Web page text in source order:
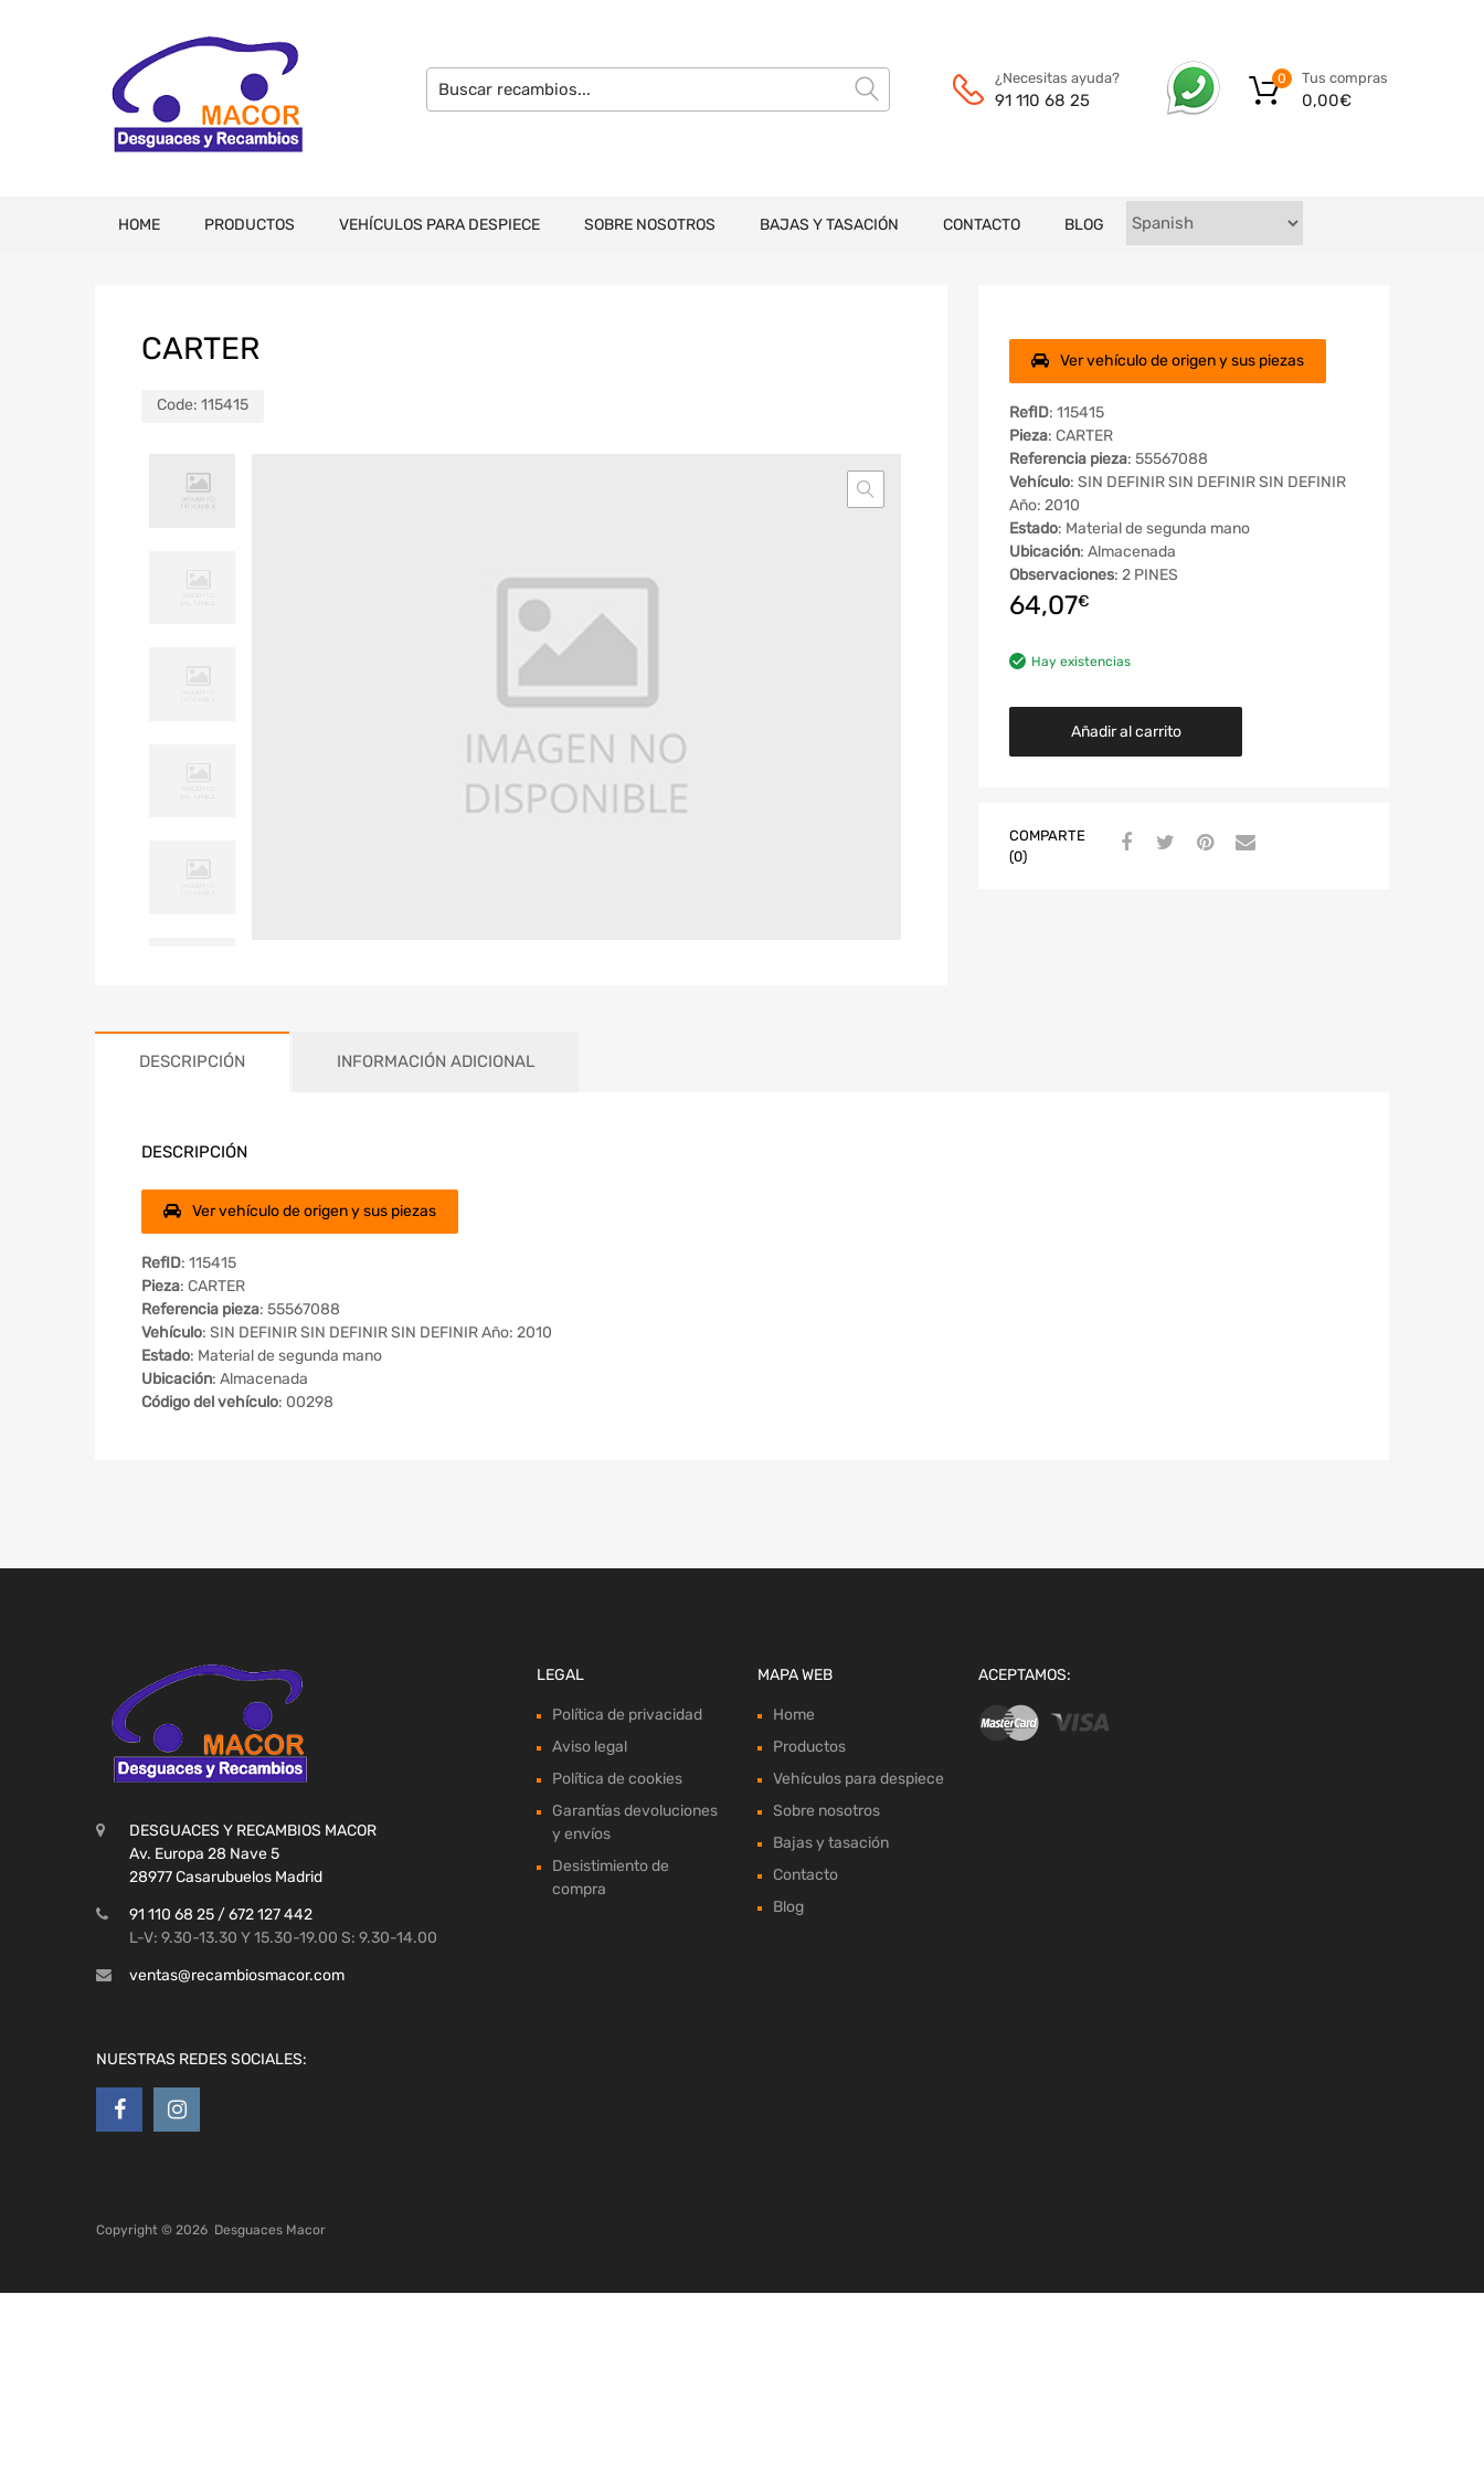
¿Necesitas ayuda?
91 110 68 25
Tus compras
0,00€
0
HOME PRODUCTOS VEHÍCULOS PARA DESPIECE SOBRE NOSOTROS BAJAS Y TASACIÓN CONTACTO BLOG
CARTER
Code: 115415
Ver vehículo de origen y sus piezas
RefID: 115415
Pieza: CARTER
Referencia pieza: 55567088
Vehículo: SIN DEFINIR SIN DEFINIR SIN DEFINIR
Año: 2010
Estado: Material de segunda mano
Ubicación: Almacenada
Observaciones: 2 PINES
64,07€
Hay existencias
Añadir al carrito
COMPARTE
(0)
DESCRIPCIÓN INFORMACIÓN ADICIONAL
DESCRIPCIÓN
Ver vehículo de origen y sus piezas
RefID: 115415
Pieza: CARTER
Referencia pieza: 55567088
Vehículo: SIN DEFINIR SIN DEFINIR SIN DEFINIR Año: 2010
Estado: Material de segunda mano
Ubicación: Almacenada
Código del vehículo: 00298
DESGUACES Y RECAMBIOS MACOR
Av. Europa 28 Nave 5
28977 Casarubuelos Madrid
91 110 68 25 / 672 127 442
L-V: 9.30-13.30 Y 15.30-19.00 S: 9.30-14.00
ventas@recambiosmacor.com
NUESTRAS REDES SOCIALES:
LEGAL
Política de privacidad
Aviso legal
Política de cookies
Garantías devoluciones
y envíos
Desistimiento de
compra
MAPA WEB
Home
Productos
Vehículos para despiece
Sobre nosotros
Bajas y tasación
Contacto
Blog
ACEPTAMOS:
Copyright © 2026 Desguaces Macor